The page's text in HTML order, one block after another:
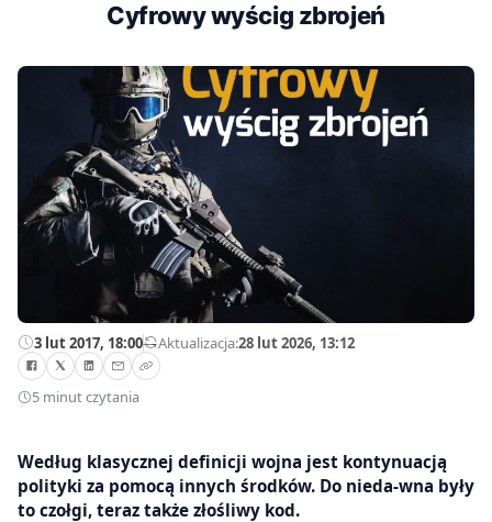
Cyfrowy wyścig zbrojeń
3 lut 2017, 18:00—Aktualizacja:28 lut 2026, 13:12
5 minut czytania
Według klasycznej definicji wojna jest kontynuacją
polityki za pomocą innych środków. Do nieda-wna były
to czołgi, teraz także złośliwy kod.